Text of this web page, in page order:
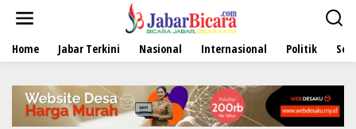
t
Home Jabar Terkini Nasional Internasional Politik